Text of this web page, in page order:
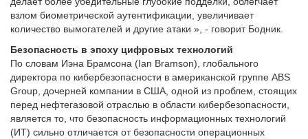
взлом биометрической аутентификации, увеличивает
количество вымогателей и другие атаки », - говорит Бодник.
Безопасность в эпоху цифровых технологий
По словам Иэна Брамсона (Ian Bramson), глобального
директора по кибербезопасности в американской группе ABS
Group, дочерней компании в США, одной из проблем, стоящих
перед нефтегазовой отраслью в области кибербезопасности,
является то, что безопасность информационных технологий
(ИТ) сильно отличается от безопасности операционных